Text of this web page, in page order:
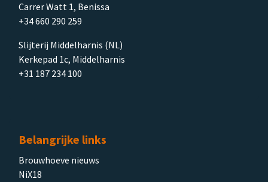
Carrer Watt 1, Benissa
+34 660 290 259
Slijterij Middelharnis (NL)
Kerkepad 1c, Middelharnis
+31 187 234 100
Belangrijke links
Brouwhoeve nieuws
NiX18